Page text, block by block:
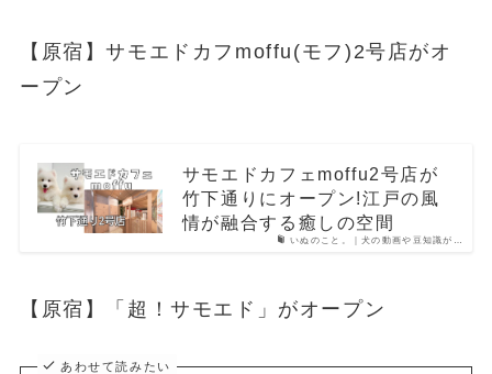
【原宿】サモエドカフmoffu(モフ)2号店がオ
ープン
いぬのこと。｜犬の動画や豆知識が…
サモエドカフェmoffu2号店が
竹下通りにオープン!江戸の風
情が融合する癒しの空間
【原宿】「超！サモエド」がオープン
あわせて読みたい